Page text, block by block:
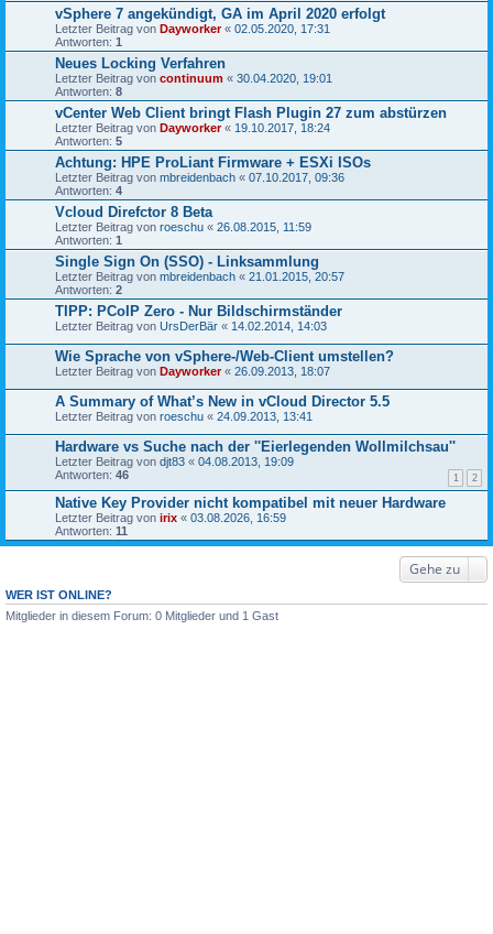
vSphere 7 angekündigt, GA im April 2020 erfolgt
Letzter Beitrag von Dayworker« 02.05.2020, 17:31
Antworten: 1
Neues Locking Verfahren
Letzter Beitrag von continuum « 30.04.2020, 19:01
Antworten: 8
vCenter Web Client bringt Flash Plugin 27 zum abstürzen
Letzter Beitrag von Dayworker« 19.10.2017, 18:24
Antworten: 5
Achtung: HPE ProLiant Firmware + ESXi ISOs
Letzter Beitrag von mbreidenbach « 07.10.2017, 09:36
Antworten: 4
Vcloud Direfctor 8 Beta
Letzter Beitrag von roeschu « 26.08.2015, 11:59
Antworten: 1
Single Sign On (SSO) - Linksammlung
Letzter Beitrag von mbreidenbach « 21.01.2015, 20:57
Antworten: 2
TIPP: PCoIP Zero - Nur Bildschirmständer
Letzter Beitrag von UrsDerBär « 14.02.2014, 14:03
Wie Sprache von vSphere-/Web-Client umstellen?
Letzter Beitrag von Dayworker« 26.09.2013, 18:07
A Summary of What’s New in vCloud Director 5.5
Letzter Beitrag von roeschu « 24.09.2013, 13:41
Hardware vs Suche nach der ''Eierlegenden Wollmilchsau''
Letzter Beitrag von djt83 « 04.08.2013, 19:09
Antworten: 46 1 2
Native Key Provider nicht kompatibel mit neuer Hardware
Letzter Beitrag von irix « 03.08.2026, 16:59
Antworten: 11
Gehe zu
WER IST ONLINE?
Mitglieder in diesem Forum: 0 Mitglieder und 1 Gast